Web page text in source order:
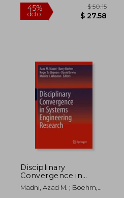
Blanda, Nuevo
45%
Disciplinary
Convergence in
Systems Engineering
Research (en Inglés)
Madni, Azad M. ; Boehm,